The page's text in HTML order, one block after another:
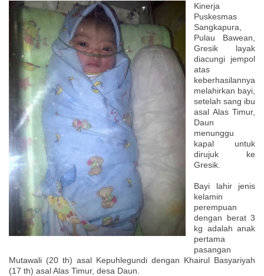
Kinerja
Puskesmas
Sangkapura,
Pulau Bawean,
Gresik layak
diacungi jempol
atas
keberhasilannya
melahirkan bayi,
setelah sang ibu
asal Alas Timur,
Daun
menunggu
kapal untuk
dirujuk ke
Gresik.
Bayi lahir jenis
kelamin
perempuan
dengan berat 3
kg adalah anak
pertama
pasangan
Mutawali (20 th) asal Kepuhlegundi dengan Khairul Basyariyah
(17 th) asal Alas Timur, desa Daun.